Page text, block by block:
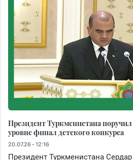
Президент Туркменистана
уровне финал детского конкурса
20.07.26 - 12:16
Президент Туркменистана